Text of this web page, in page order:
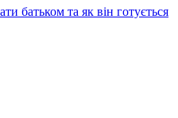
батьком та як він готується